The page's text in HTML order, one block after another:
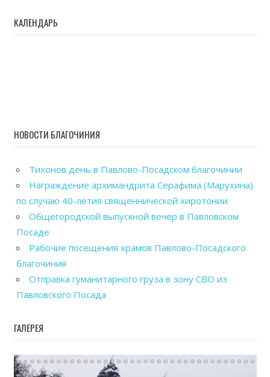
КАЛЕНДАРЬ
НОВОСТИ БЛАГОЧИНИЯ
Тихонов день в Павлово-Посадском благочинии
Награждение архимандрита Серафима (Марухина)
по случаю 40-летия священнической хиротонии
Общегородской выпускной вечер в Павловском
Посаде
Рабочие посещения храмов Павлово-Посадского
благочиния
Отправка гуманитарного груза в зону СВО из
Павловского Посада
ГАЛЕРЕЯ